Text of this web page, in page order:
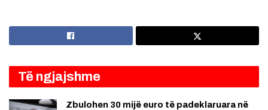
Të ngjajshme
Zbulohen 30 mijë euro të padeklaruara në